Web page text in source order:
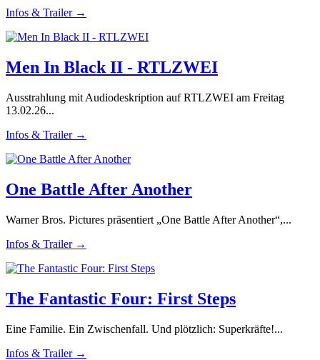
Infos & Trailer →
Men In Black II - RTLZWEI
Ausstrahlung mit Audiodeskription auf RTLZWEI am Freitag
13.02.26...
Infos & Trailer →
One Battle After Another
Warner Bros. Pictures präsentiert „One Battle After Another“,...
Infos & Trailer →
The Fantastic Four: First Steps
Eine Familie. Ein Zwischenfall. Und plötzlich: Superkräfte!...
Infos & Trailer →